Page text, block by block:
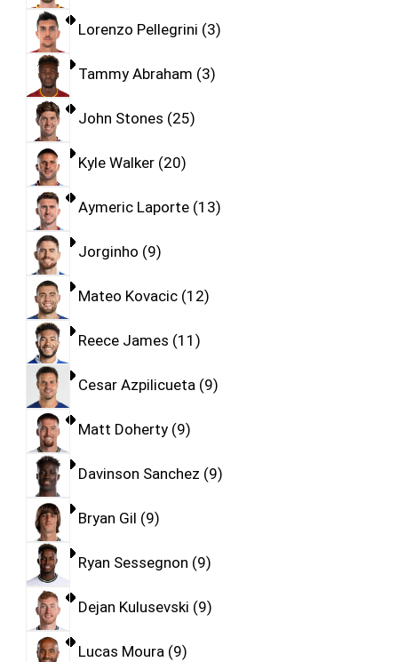
Lorenzo Pellegrini 3
Tammy Abraham 3
John Stones 25
Kyle Walker 20
Aymeric Laporte 13
Jorginho 9
Mateo Kovacic 12
Reece James 11
Cesar Azpilicueta 9
Matt Doherty 9
Davinson Sanchez 9
Bryan Gil 9
Ryan Sessegnon 9
Dejan Kulusevski 9
Lucas Moura 9